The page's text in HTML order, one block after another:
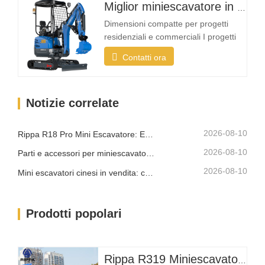
applicazioni da giardino e lavori
leggeri Cosa rende un mini
escavatore ideale per uso…
Dimensioni compatte per progetti
residenziali e commerciali I progetti
paesaggistici si svolgono spesso in
spazi ristretti come giardini, cortili,
compatto deve essere abbastanza
Contatti ora
Notizie correlate
2026-08-10
Parti e accessori per miniescavatore Rippa: guida completa alla sostituzione e all'aggiornamento 2026-08-10
2026-08-10
Prodotti popolari